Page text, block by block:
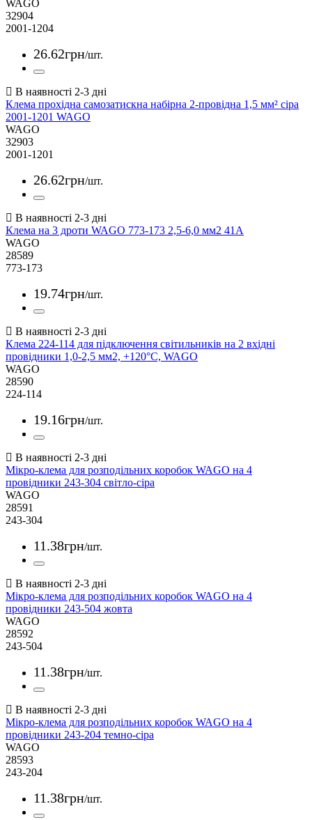
WAGO
32904
2001-1204
26.62грн/шт.
Клема прохідна самозатискна набірна 2-провідна 1,5 мм² сіра
2001-1201 WAGO
WAGO
32903
2001-1201
26.62грн/шт.
Клема на 3 дроти WAGO 773-173 2,5-6,0 мм2 41А
WAGO
28589
773-173
19.74грн/шт.
Клема 224-114 для підключення світильників на 2 вхідні
провідники 1,0-2,5 мм2, +120°C, WAGO
WAGO
28590
224-114
19.16грн/шт.
Мікро-клема для розподільних коробок WAGO на 4
провідники 243-304 світло-сіра
WAGO
28591
243-304
11.38грн/шт.
Мікро-клема для розподільних коробок WAGO на 4
провідники 243-504 жовта
WAGO
28592
243-504
11.38грн/шт.
Мікро-клема для розподільних коробок WAGO на 4
провідники 243-204 темно-сіра
WAGO
28593
243-204
11.38грн/шт.